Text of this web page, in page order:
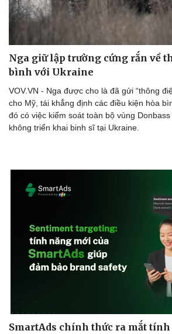
Doanh nghiệp
Thông tin doanh nghiệp
Công
Nga giữ lập trường cứng rắn về
bình với Ukraine
VOV.VN - Nga được cho là đã gửi “thông
cho Mỹ, tái khẳng định các điều kiện hòa
đó có việc kiểm soát toàn bộ vùng
không triển khai binh sĩ tại Ukraine.
SmartAds chính thức ra mắt